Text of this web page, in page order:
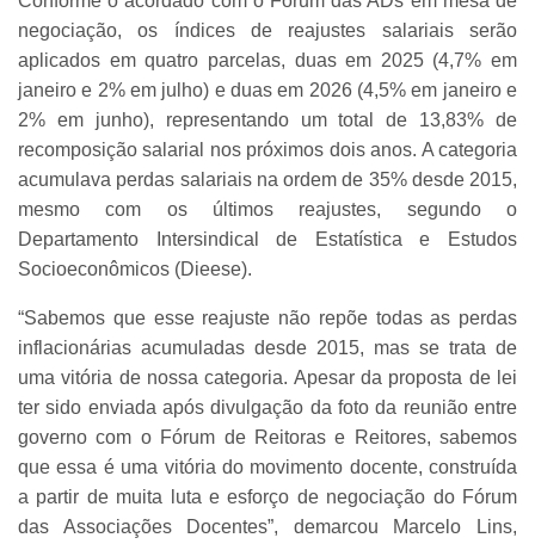
negociação, os índices de reajustes salariais serão
aplicados em quatro parcelas, duas em 2025 (4,7% em
janeiro e 2% em julho) e duas em 2026 (4,5% em janeiro e
2% em junho), representando um total de 13,83% de
recomposição salarial nos próximos dois anos. A categoria
acumulava perdas salariais na ordem de 35% desde 2015,
mesmo com os últimos reajustes, segundo o
Departamento Intersindical de Estatística e Estudos
Socioeconômicos (Dieese).
“Sabemos que esse reajuste não repõe todas as perdas
inflacionárias acumuladas desde 2015, mas se trata de
uma vitória de nossa categoria. Apesar da proposta de lei
ter sido enviada após divulgação da foto da reunião entre
governo com o Fórum de Reitoras e Reitores, sabemos
que essa é uma vitória do movimento docente, construída
a partir de muita luta e esforço de negociação do Fórum
das Associações Docentes”, demarcou Marcelo Lins,